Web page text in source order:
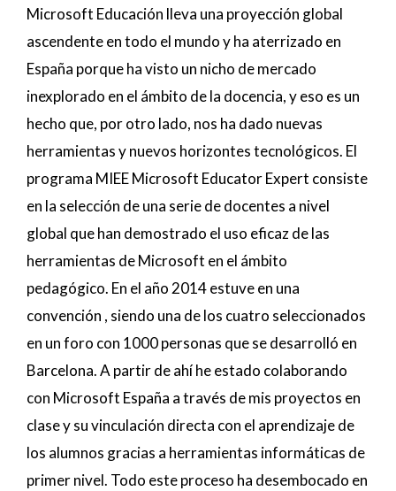
Microsoft Educación lleva una proyección global
ascendente en todo el mundo y ha aterrizado en
España porque ha visto un nicho de mercado
inexplorado en el ámbito de la docencia, y eso es un
hecho que, por otro lado, nos ha dado nuevas
herramientas y nuevos horizontes tecnológicos. El
programa MIEE Microsoft Educator Expert consiste
en la selección de una serie de docentes a nivel
global que han demostrado el uso eficaz de las
herramientas de Microsoft en el ámbito
pedagógico. En el año 2014 estuve en una
convención , siendo una de los cuatro seleccionados
en un foro con 1000 personas que se desarrolló en
Barcelona. A partir de ahí he estado colaborando
con Microsoft España a través de mis proyectos en
clase y su vinculación directa con el aprendizaje de
los alumnos gracias a herramientas informáticas de
primer nivel. Todo este proceso ha desembocado en